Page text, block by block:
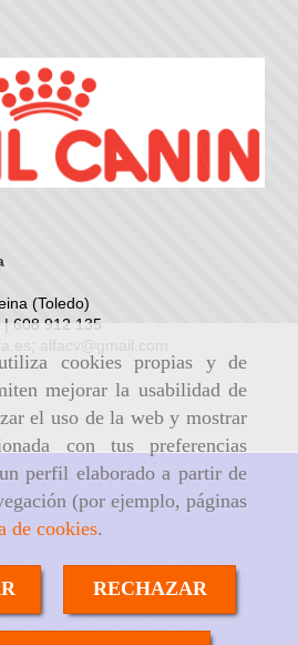
cookies propias y de
mejorar la usabilidad de
el uso de la web y mostrar
con tus preferencias
perfil elaborado a partir de
(por ejemplo, páginas
de cookies.
RECHAZAR
(Toledo)
608 912 135
alfacv@gmail.com